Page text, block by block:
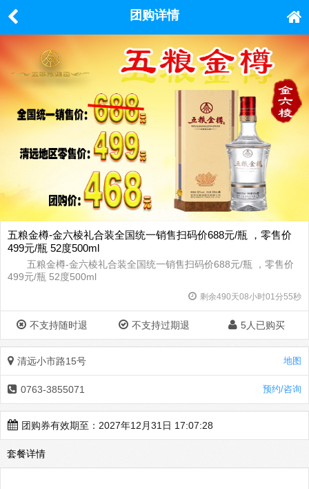
团购详情
五粮金樽-金六棱礼合装全国统一销售扫码价688元/瓶 ，零售价
499元/瓶 52度500ml
五粮金樽-金六棱礼合装全国统一销售扫码价688元/瓶 ，零售价
499元/瓶 52度500ml
剩余490天08小时01分54秒
不支持随时退 不支持过期退 5人已购买
地图
清远小市路15号
预约/咨询
0763-3855071
团购券有效期至：2027年12月31日 17:07:28
套餐详情